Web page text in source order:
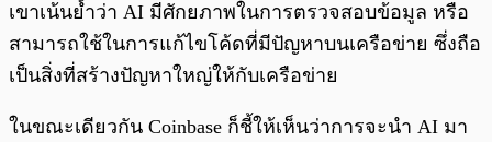
เขาเน้นย้ำว่า AI มีศักยภาพในการตรวจสอบข้อมูล หรือ
สามารถใช้ในการแก้ไขโค้ดที่มีปัญหาบนเครือข่าย ซึ่งถือ
เป็นสิ่งที่สร้างปัญหาใหญ่ให้กับเครือข่าย
ในขณะเดียวกัน Coinbase ก็ชี้ให้เห็นว่าการจะนำ AI มา